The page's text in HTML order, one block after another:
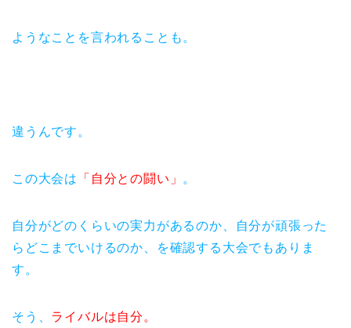
ようなことを言われることも。
違うんです。
この大会は 「自分との闘い」 。
自分がどのくらいの実力があるのか、自分が頑張った
らどこまでいけるのか、を確認する大会でもありま
す。
そう、 ライバルは自分。